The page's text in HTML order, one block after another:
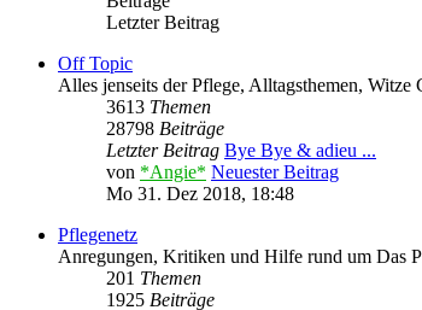
Letzter Beitrag
Off Topic
Alles jenseits der Pflege, Alltagsthemen,
3613 Themen
28798 Beiträge
Letzter Beitrag Bye Bye & adieu ...
von *Angie* Neuester Beitrag
Mo 31. Dez 2018, 18:48
Pflegenetz
Anregungen, Kritiken und Hilfe rund um Das
201 Themen
1925 Beiträge